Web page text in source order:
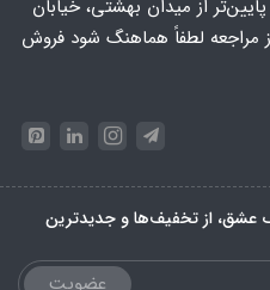
از میدان بهشتی، خیابان
مراجعه لطفاً هماهنگ شود فروش
عشق، از تخفیف‌ها و جدیدترین‌
عضویت